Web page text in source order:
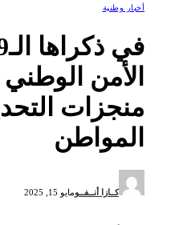
أخبار وطنية
الأمن
منجزات
المواطن
كــازا أنــفــومايو 15, 2025